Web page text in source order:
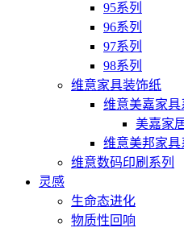
95系列
96系列
97系列
98系列
维意家具装饰纸
维意美嘉家具
美嘉家
维意美邦家具
维意数码印刷系列
灵感
生命态进化
物质性回响